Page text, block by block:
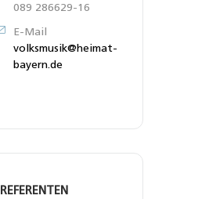
089 286629-16
E-Mail
volksmusik@heimat-
bayern.de
REFERENTEN